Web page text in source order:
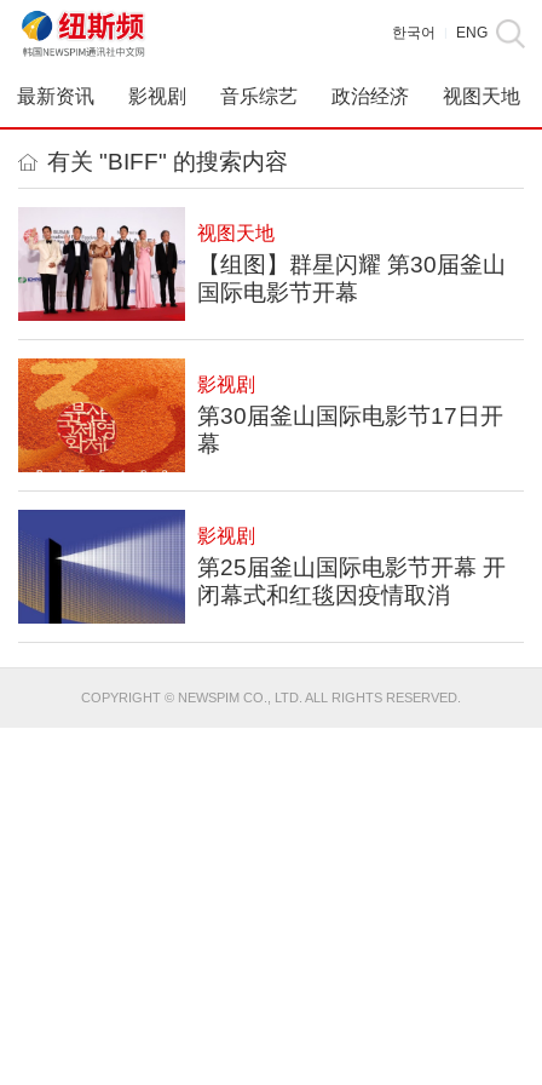
한국어 ENG
最新资讯 影视剧 音乐综艺 政治经济 视图天地
有关 "BIFF" 的搜索内容
视图天地
【组图】群星闪耀 第30届釜山
国际电影节开幕
影视剧
第30届釜山国际电影节17日开
幕
影视剧
第25届釜山国际电影节开幕 开
闭幕式和红毯因疫情取消
COPYRIGHT © NEWSPIM CO., LTD. ALL RIGHTS RESERVED.